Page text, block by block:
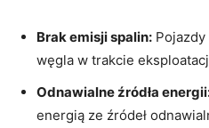
Brak emisji spalin:
węgla‌ w trakcie
Odnawialne​ źródła
energią ze źródeł